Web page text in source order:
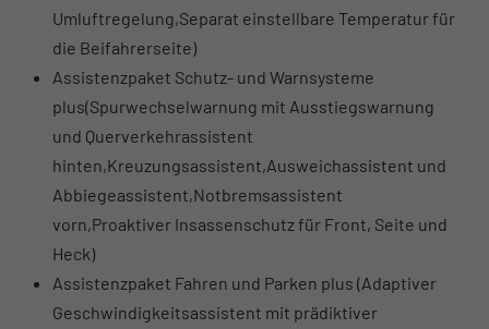
Umluftregelung,Separat einstellbare Temperatur für
die Beifahrerseite)
Assistenzpaket Schutz- und Warnsysteme
plus(Spurwechselwarnung mit Ausstiegswarnung
und Querverkehrassistent
hinten,Kreuzungsassistent,Ausweichassistent und
Abbiegeassistent,Notbremsassistent
vorn,Proaktiver Insassenschutz für Front, Seite und
Heck)
Assistenzpaket Fahren und Parken plus (Adaptiver
Geschwindigkeitsassistent mit prädiktiver